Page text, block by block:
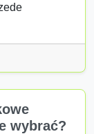
wybrać?